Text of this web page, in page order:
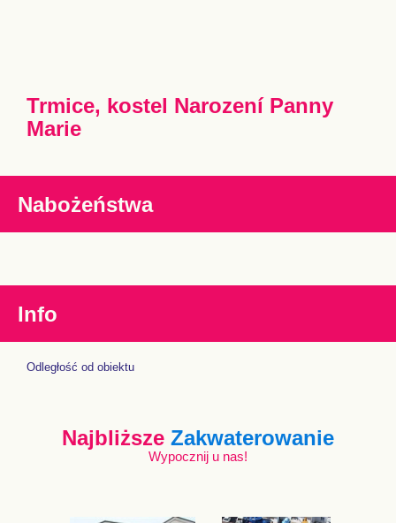
Trmice, kostel Narození Panny
Marie
Nabożeństwa
Info
Odległość od obiektu
Najbliższe Zakwaterowanie
Wypocznij u nas!